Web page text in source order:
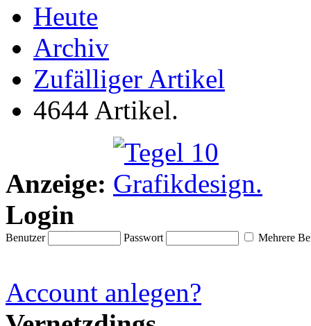
Heute
Archiv
Zufälliger Artikel
4644 Artikel.
Anzeige:
Login
Benutzer Passwort Mehrere
Account anlegen?